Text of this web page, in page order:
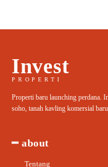
Invest
PROPERTI
Properti baru launching perdana.
soho, tanah kavling komersial
━ about
Tentang